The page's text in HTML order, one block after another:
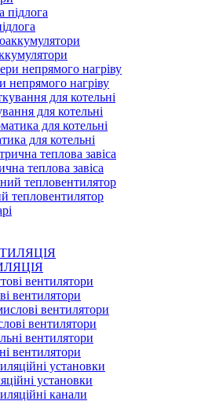
непрямого нагріву
для котельні
для котельні
теплова завіса
тепловентилятор
вентилятори
вентилятори
вентилятори
установки